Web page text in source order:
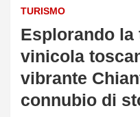
TURISMO
Esplorando la
vinicola
vibrante
connubio di